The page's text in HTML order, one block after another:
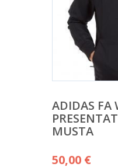
ADIDAS FA
MUSTA
50,00 €